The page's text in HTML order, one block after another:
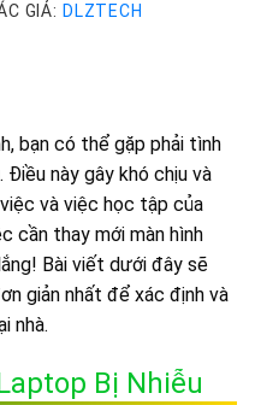
GIẢ: DLZTECH
bạn có thể gặp phải tình
. Điều này gây khó chịu và
và việc học tập của
cần thay mới màn hình
Bài viết dưới đây sẽ
giản nhất để xác định và
nhà.
Bị Nhiễu